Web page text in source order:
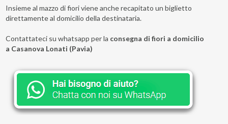
Insieme al mazzo di fiori viene anche recapitato un biglietto
direttamente al domicilio della destinataria.
Contattateci su whatsapp per la consegna di fiori a domicilio
a Casanova Lonati (Pavia)